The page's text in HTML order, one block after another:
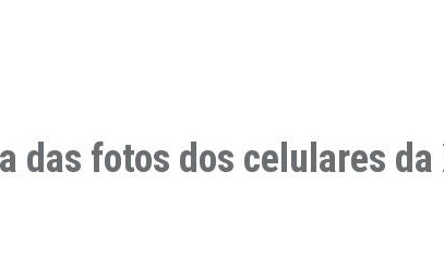
das fotos dos celulares